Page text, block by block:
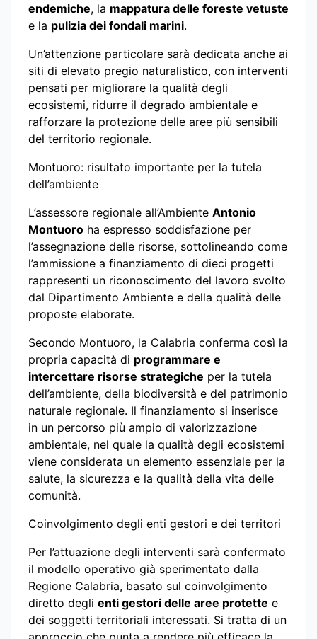
endemiche, la mappatura delle foreste vetuste
e la pulizia dei fondali marini.
Un’attenzione particolare sarà dedicata anche ai
siti di elevato pregio naturalistico, con interventi
pensati per migliorare la qualità degli
ecosistemi, ridurre il degrado ambientale e
rafforzare la protezione delle aree più sensibili
del territorio regionale.
Montuoro: risultato importante per la tutela
dell’ambiente
L’assessore regionale all’Ambiente Antonio
Montuoro ha espresso soddisfazione per
l’assegnazione delle risorse, sottolineando come
l’ammissione a finanziamento di dieci progetti
rappresenti un riconoscimento del lavoro svolto
dal Dipartimento Ambiente e della qualità delle
proposte elaborate.
Secondo Montuoro, la Calabria conferma così la
propria capacità di programmare e
intercettare risorse strategiche per la tutela
dell’ambiente, della biodiversità e del patrimonio
naturale regionale. Il finanziamento si inserisce
in un percorso più ampio di valorizzazione
ambientale, nel quale la qualità degli ecosistemi
viene considerata un elemento essenziale per la
salute, la sicurezza e la qualità della vita delle
comunità.
Coinvolgimento degli enti gestori e dei territori
Per l’attuazione degli interventi sarà confermato
il modello operativo già sperimentato dalla
Regione Calabria, basato sul coinvolgimento
diretto degli enti gestori delle aree protette e
dei soggetti territoriali interessati. Si tratta di un